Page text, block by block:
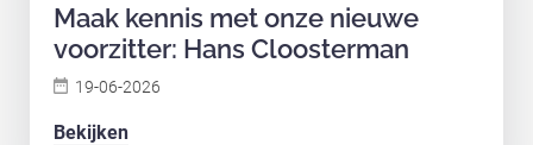
Maak kennis met onze nieuwe
voorzitter: Hans Cloosterman
19-06-2026
Bekijken